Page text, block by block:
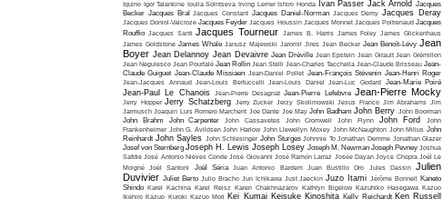
Iquino Igor Talankine Ioulia Solntseva Irving Lerner Ishiro Honda Ivan Passer Jack Arnold Jacques
Becker Jacques Bral Jacques Constant Jacques Daniel-Norman Jacques Demy Jacques Deray
Jacques Doniol-Valcroze Jacques Feyder Jacques Houssin Jacques Monnet Jacques Poitrenaud Jacques
Rouffio Jacques Santi Jacques Tourneur James B. Harris James Foley James Glickenhaus
James Goldstone James Whale Janusz Majewski Jaromil Jires Jean Becker Jean Benoît-Lévy Jean
Boyer Jean Delannoy Jean Devaivre Jean Dréville Jean Epstein Jean Girault Jean Grémillon
Jean Negulesco Jean Pourtalé Jean Rollin Jean Stelli Jean-Charles Tacchella Jean-Claude Brisseau Jean-
Claude Guiguet Jean-Claude Missiaen Jean-Daniel Pollet Jean-François Stévenin Jean-Henri Roger
Jean-Jacques Annaud Jean-Louis Bertuccelli Jean-Louis Daniel Jean-Luc Godard Jean-Marie Poiré
Jean-Paul Le Chanois Jean-Pierre Desagnat Jean-Pierre Lefebvre Jean-Pierre Mocky
Jerry Hopper Jerry Schatzberg Jerry Zucker Jerzy Skolimowski Jesus Franco Jim Abrahams Jim
Jarmusch Joaquin Luis Romero Marchent Joe Dante Joe May John Badham John Berry John Boorman
John Brahm
John Carpenter John Cassavetes John Cromwell John Flynn John Ford
John
Frankenheimer John G. Avildsen John Harlow John Llewellyn Moxey John McNaughton John Milius John
Reinhardt John Sayles John Schlesinger John Sturges Johnnie To Jonathan Demme Jonathan Glazer
Josef von Sternberg Joseph H. Lewis Joseph Losey Joseph M. Newman Joseph Pevney Joshua
Safdie José Antonio Nieves Conde José Giovanni José Ramón Larraz Josée Dayan Joyce Chopra Joël Le
Moigné Joël Santoni Joël Séria Juan Antonio Bardem Juan Bustillo Oro Jules Dassin Julien
Duvivier Juliet Berto Julio Bracho Jun Ichikawa Just Jaeckin Juzo Itami Jérôme Bonnell Kaneto
Shindo Karel Kachina Karel Reisz Karen Chakhnazarov Kathryn Bigelow Kazuhiko Hasegawa Kazuo
Ikehiro Kazuo Kuroki Kazuo Mori Kei Kumai Keisuke Kinoshita Kelly Reichardt Ken Russell